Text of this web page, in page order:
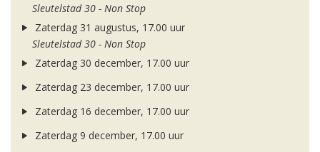
Sleutelstad 30 - Non Stop
Zaterdag 31 augustus, 17.00 uur
Sleutelstad 30 - Non Stop
Zaterdag 30 december, 17.00 uur
Zaterdag 23 december, 17.00 uur
Zaterdag 16 december, 17.00 uur
Zaterdag 9 december, 17.00 uur